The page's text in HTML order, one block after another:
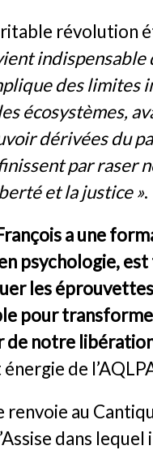
révolution
indispensable
des limites
écosystèmes,
dérivées du
par raser
et la justice ».
a une
psychologie, est
les
pour
de notre
de
renvoie au
dans